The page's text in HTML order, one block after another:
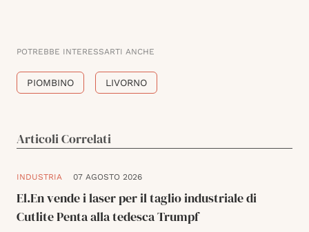
POTREBBE INTERESSARTI ANCHE
PIOMBINO LIVORNO
Articoli Correlati
INDUSTRIA 07 AGOSTO 2026
El.En vende i laser per il taglio industriale di
Cutlite Penta alla tedesca Trumpf